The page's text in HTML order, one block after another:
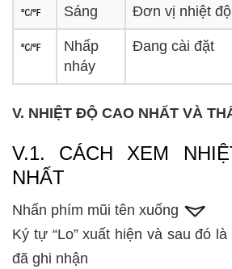
Sáng Đơn vị nhiệt độ
Nhấp
nháy
Đang cài đặt
V. NHIỆT ĐỘ CAO NHẤT VÀ
V.1. CÁCH XEM
NHẤT
Nhấn phím mũi tên xuống
Ký tự “Lo” xuất hiện và sau đó
đã ghi nhận